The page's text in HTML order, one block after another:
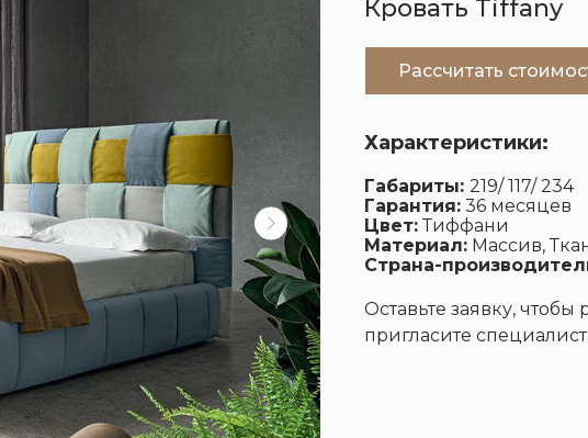
О
elegam
Кровать Tiffany
Рассчитать
Характеристики:
Габариты: 219/ 117/ 234
Гарантия: 36 месяцев
Цвет:Тиффани
Материал: Массив,
Страна-
Оставьте заявку, чтобы
пригласите